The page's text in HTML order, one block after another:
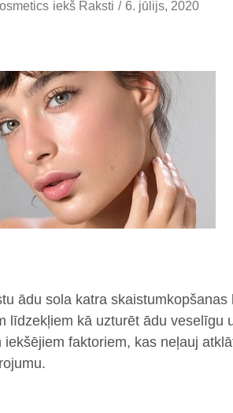
iekš Raksti 6. jūlijs, 2020
ādu sola katra skaistumkopšanas
līdzekļiem kā uzturēt ādu veselīgu
faktoriem, kas neļauj